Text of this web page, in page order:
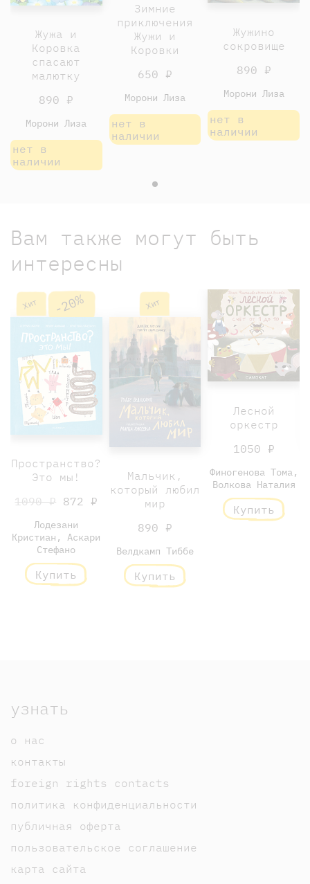
Жужа и
Коровка
спасают
малютку
890 ₽
Морони Лиза
нет в
наличии
Зимние
приключения
Жужи и
Коровки
650 ₽
Морони Лиза
нет в
наличии
Жужино
сокровище
890 ₽
Морони Лиза
нет в
наличии
Вам также могут быть
интересны
Хит -20%
Пространство?
Это мы!
1090 ₽ 872 ₽
Лодезани
Кристиан, Аскари
Стефано
Купить
Хит
Мальчик,
который любил
мир
890 ₽
Велдкамп Тиббе
Купить
Лесной
оркестр
1050 ₽
Финогенова Тома,
Волкова Наталия
Купить
узнать
о нас
контакты
foreign rights contacts
политика конфиденциальности
публичная оферта
пользовательское соглашение
карта сайта